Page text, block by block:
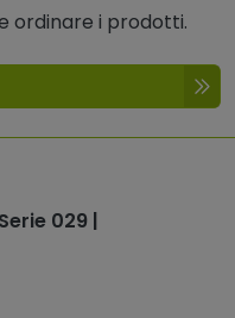
ordinare i prodotti.
029 |